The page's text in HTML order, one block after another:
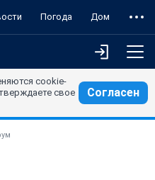
Погода Дом
cookie-
свое
Согласен